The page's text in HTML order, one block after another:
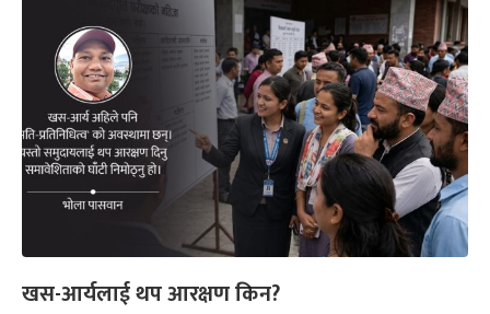
खस-आर्यलाई थप आरक्षण किन?